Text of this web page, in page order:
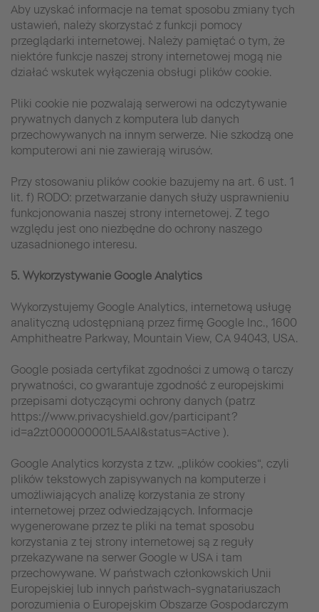
Aby uzyskać informacje na temat sposobu zmiany tych
ustawień, należy skorzystać z funkcji pomocy
przeglądarki internetowej. Należy pamiętać o tym, że
niektóre funkcje naszej strony internetowej mogą nie
działać wskutek wyłączenia obsługi plików cookie.
Pliki cookie nie pozwalają serwerowi na odczytywanie
prywatnych danych z komputera lub danych
przechowywanych na innym serwerze. Nie szkodzą one
komputerowi ani nie zawierają wirusów.
Przy stosowaniu plików cookie bazujemy na art. 6 ust. 1
lit. f) RODO: przetwarzanie danych służy usprawnieniu
funkcjonowania naszej strony internetowej. Z tego
względu jest ono niezbędne do ochrony naszego
uzasadnionego interesu.
5. Wykorzystywanie Google Analytics
Wykorzystujemy Google Analytics, internetową usługę
analityczną udostępnianą przez firmę Google Inc., 1600
Amphitheatre Parkway, Mountain View, CA 94043, USA.
Google posiada certyfikat zgodności z umową o tarczy
prywatności, co gwarantuje zgodność z europejskimi
przepisami dotyczącymi ochrony danych (patrz
https://www.privacyshield.gov/participant?
id=a2zt000000001L5AAI&status=Active ).
Google Analytics korzysta z tzw. „plików cookies“, czyli
plików tekstowych zapisywanych na komputerze i
umożliwiających analizę korzystania ze strony
internetowej przez odwiedzających. Informacje
wygenerowane przez te pliki na temat sposobu
korzystania z tej strony internetowej są z reguły
przekazywane na serwer Google w USA i tam
przechowywane. W państwach członkowskich Unii
Europejskiej lub innych państwach-sygnatariuszach
porozumienia o Europejskim Obszarze Gospodarczym